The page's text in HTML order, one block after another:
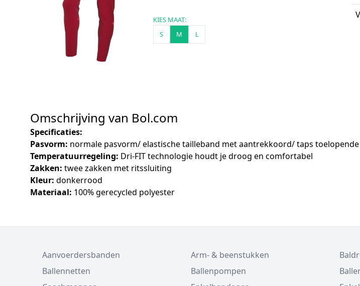
KIES MAAT:
S
M L
Omschrijving van Bol.com
Specificaties:
Pasvorm: normale pasvorm/ elastische tailleband met aantrekkoord/ taps
Temperatuurregeling: Dri-FIT technologie houdt je droog en comfortabel
Zakken: twee zakken met ritssluiting
Kleur: donkerrood
Materiaal: 100% gerecycled polyester
Aanvoerdersbanden Arm- & beenstukken
Ballennetten
Ballenpompen